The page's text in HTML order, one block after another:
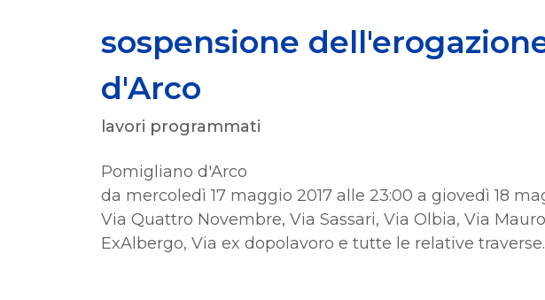
sospensione
d'Arco
lavori programmati
Pomigliano d'Arco
da mercoledì 17 maggio 2017 alle 23:00 a giovedì 18
Via Quattro Novembre, Via Sassari, Via Olbia, Via
ExAlbergo, Via ex dopolavoro e tutte le relative traverse.